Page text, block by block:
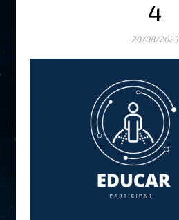
4
20/08/2023